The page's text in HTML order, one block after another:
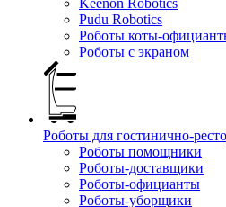
Keenon Robotics
Pudu Robotics
Роботы коты-
Роботы с экраном
Роботы для гостинично-
Роботы помощники
Роботы-доставщики
Роботы-официанты
Роботы-уборщики